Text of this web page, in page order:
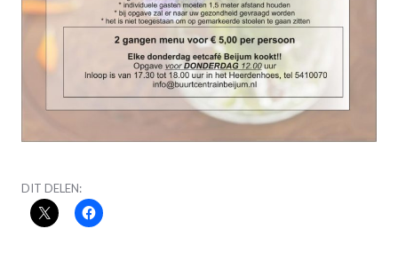
DIT DELEN: